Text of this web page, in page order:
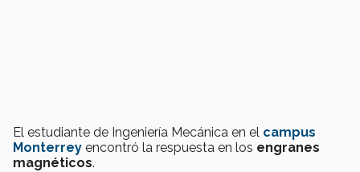
El estudiante de Ingeniería Mecánica en el campus
Monterrey encontró la respuesta en los engranes
magnéticos.